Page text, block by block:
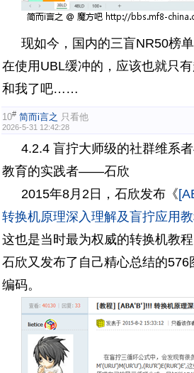
现如今，国内的三盲NR50榜
在使用UBL缓冲的，应该也就只
和我了吧……
10# 简而i言之 只看他
2026-5-31 12:42:28
4.2.4 盲拧大师级的社群维系
教育的实践者——石欣
2015年8月2日，石欣发布《
转换机原理深入理解及盲拧应用
这也是当时最为权威的转换机教
石欣又发布了自己精心总结的576
编码。